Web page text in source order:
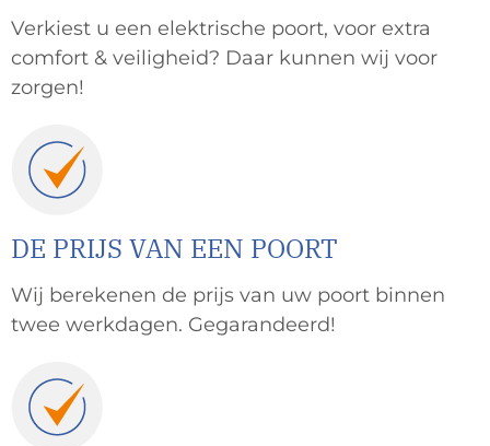
Verkiest u een elektrische poort, voor extra
comfort & veiligheid? Daar kunnen wij voor
zorgen!
DE PRIJS VAN EEN POORT
Wij berekenen de prijs van uw poort binnen
twee werkdagen. Gegarandeerd!